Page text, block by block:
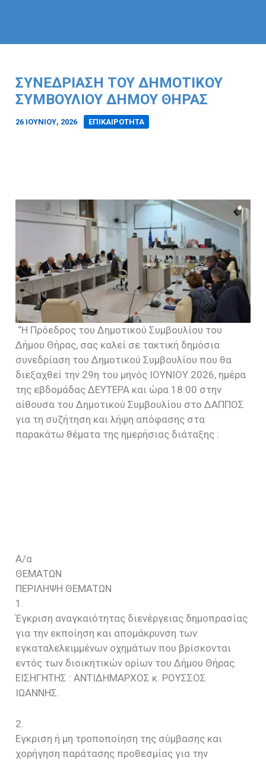
ΣΥΝΕΔΡΙΑΣΗ ΤΟΥ ΔΗΜΟΤΙΚΟΥ
ΣΥΜΒΟΥΛΙΟΥ ΔΗΜΟΥ ΘΗΡΑΣ
26 ΙΟΥΝΊΟΥ, 2026 ΕΠΙΚΑΙΡΟΤΗΤΑ
“H Πρόεδρος του Δημοτικού Συμβουλίου του
Δήμου Θήρας, σας καλεί σε τακτική δημόσια
συνεδρίαση του Δημοτικού Συμβουλίου που θα
διεξαχθεί την 29η του μηνός ΙΟΥΝΙΟΥ 2026, ημέρα
της εβδομάδας ΔΕΥΤΕΡΑ και ώρα 18:00 στην
αίθουσα του Δημοτικού Συμβουλίου στο ΔΑΠΠΟΣ
για τη συζήτηση και λήψη απόφασης στα
παρακάτω θέματα της ημερήσιας διάταξης :
Α/α
ΘΕΜΑΤΩΝ
ΠΕΡΙΛΗΨΗ ΘΕΜΑΤΩΝ
1.
Έγκριση αναγκαιότητας διενέργειας δημοπρασίας
για την εκποίηση και απομάκρυνση των
εγκαταλελειμμένων οχημάτων που βρίσκονται
εντός των διοικητικών ορίων του Δήμου Θήρας.
EIΣΗΓΗΤΗΣ : ΑΝΤΙΔΗΜΑΡΧΟΣ κ. ΡΟΥΣΣΟΣ
ΙΩΑΝΝΗΣ.
2.
Εγκριση ή μη τροποποίηση της σύμβασης και
χορήγηση παράτασης προθεσμίας για την